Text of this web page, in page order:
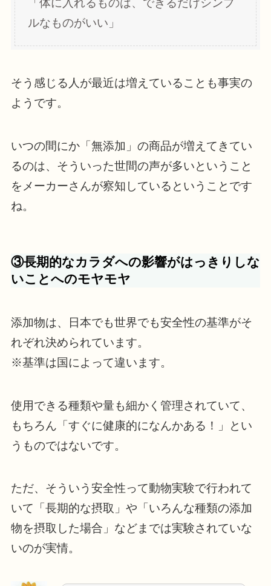
「体に入れるものは、できるだけシンプ
ルなものがいい」
そう感じる人が最近は増えていることも事実の
ようです。
いつの間にか「無添加」の商品が増えてきてい
るのは、そういった世間の声が多いということ
をメーカーさんが察知しているということです
ね。
③長期的なカラダへの影響がはっきりしな
いことへのモヤモヤ
添加物は、日本でも世界でも安全性の基準がそ
れぞれ決められています。
※基準は国によって違います。
使用できる種類や量も細かく管理されていて、
もちろん「すぐに健康的になんかある！」とい
うものではないです。
ただ、そういう安全性って動物実験で行われて
いて「長期的な摂取」や「いろんな種類の添加
物を摂取した場合」などまでは実験されていな
いのが実情。